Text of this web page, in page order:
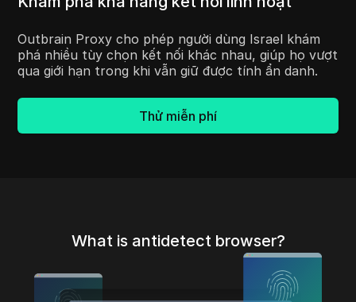
Outbrain Proxy cho phép người dùng Israel khám
phá nhiều tùy chọn kết nối khác nhau, giúp họ vượt
qua giới hạn trong khi vẫn giữ được tính ẩn danh.
Thử miễn phí
What is antidetect browser?